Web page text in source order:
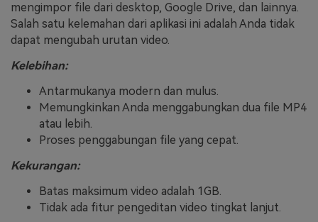
mengimpor file dari desktop, Google Drive, dan lainnya.
Salah satu kelemahan dari aplikasi ini adalah Anda tidak
dapat mengubah urutan video.
Kelebihan:
Antarmukanya modern dan mulus.
Memungkinkan Anda menggabungkan dua file MP4
atau lebih.
Proses penggabungan file yang cepat.
Kekurangan:
Batas maksimum video adalah 1GB.
Tidak ada fitur pengeditan video tingkat lanjut.